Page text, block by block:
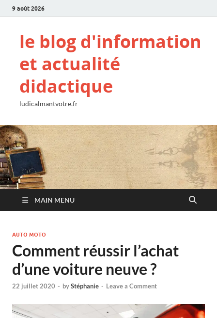
9 août 2026
le blog d'information
et actualité
didactique
ludicalmantvotre.fr
MAIN MENU
AUTO MOTO
Comment réussir l’achat
d’une voiture neuve ?
22 juillet 2020 - byStéphanie - Leave a Comment